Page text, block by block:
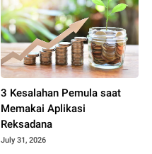
3 Kesalahan Pemula saat
Memakai Aplikasi
Reksadana
July 31, 2026